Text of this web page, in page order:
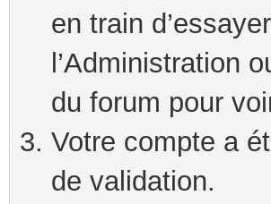
en train
l’Administration
du forum pour
Votre compte a
de validation.